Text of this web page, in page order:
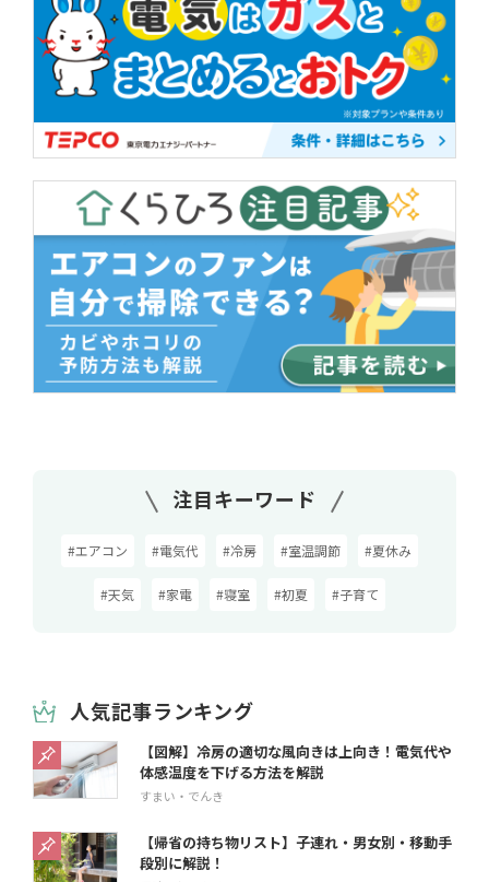
注目キーワード
#エアコン #電気代 #冷房 #室温調節 #夏休み
#天気 #家電 #寝室 #初夏 #子育て
人気記事ランキング
【図解】冷房の適切な風向きは上向き！電気代や
体感温度を下げる方法を解説
すまい・でんき
【帰省の持ち物リスト】子連れ・男女別・移動手
段別に解説！